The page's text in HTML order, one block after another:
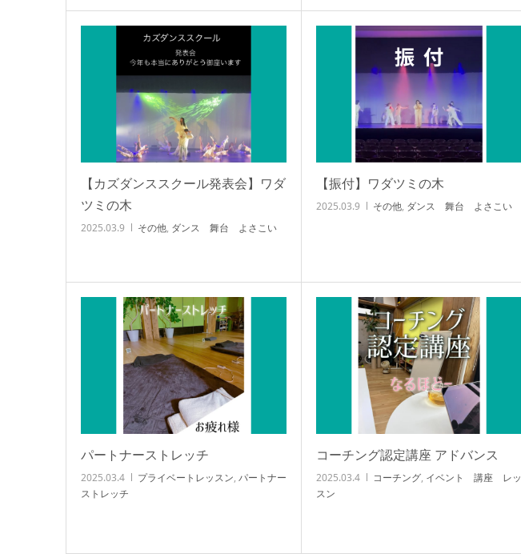
【カズダンススクール発表会】ワダ
ツミの木
2025.03.9 その他, ダンス 舞台 よさこい
【振付】ワダツミの木
2025.03.9 その他, ダンス 舞台 よさこい
パートナーストレッチ
2025.03.4 プライベートレッスン, パートナー
ストレッチ
コーチング認定講座 アドバンス
2025.03.4 コーチング, イベント 講座 レッ
スン